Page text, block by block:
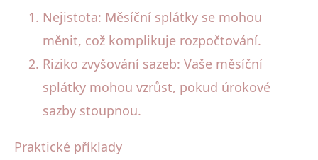
Nejistota: Měsíční splátky se mohou
měnit, což komplikuje rozpočtování.
Riziko zvyšování sazeb: Vaše měsíční
splátky mohou vzrůst, pokud úrokové
sazby stoupnou.
Praktické příklady